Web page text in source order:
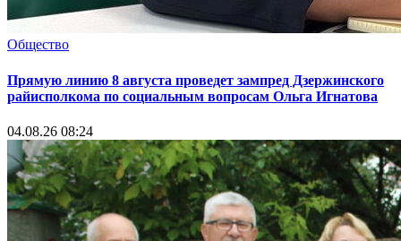
Общество
Прямую линию 8 августа проведет зампред Дзержинского
райисполкома по социальным вопросам Ольга Игнатова
04.08.26 08:24